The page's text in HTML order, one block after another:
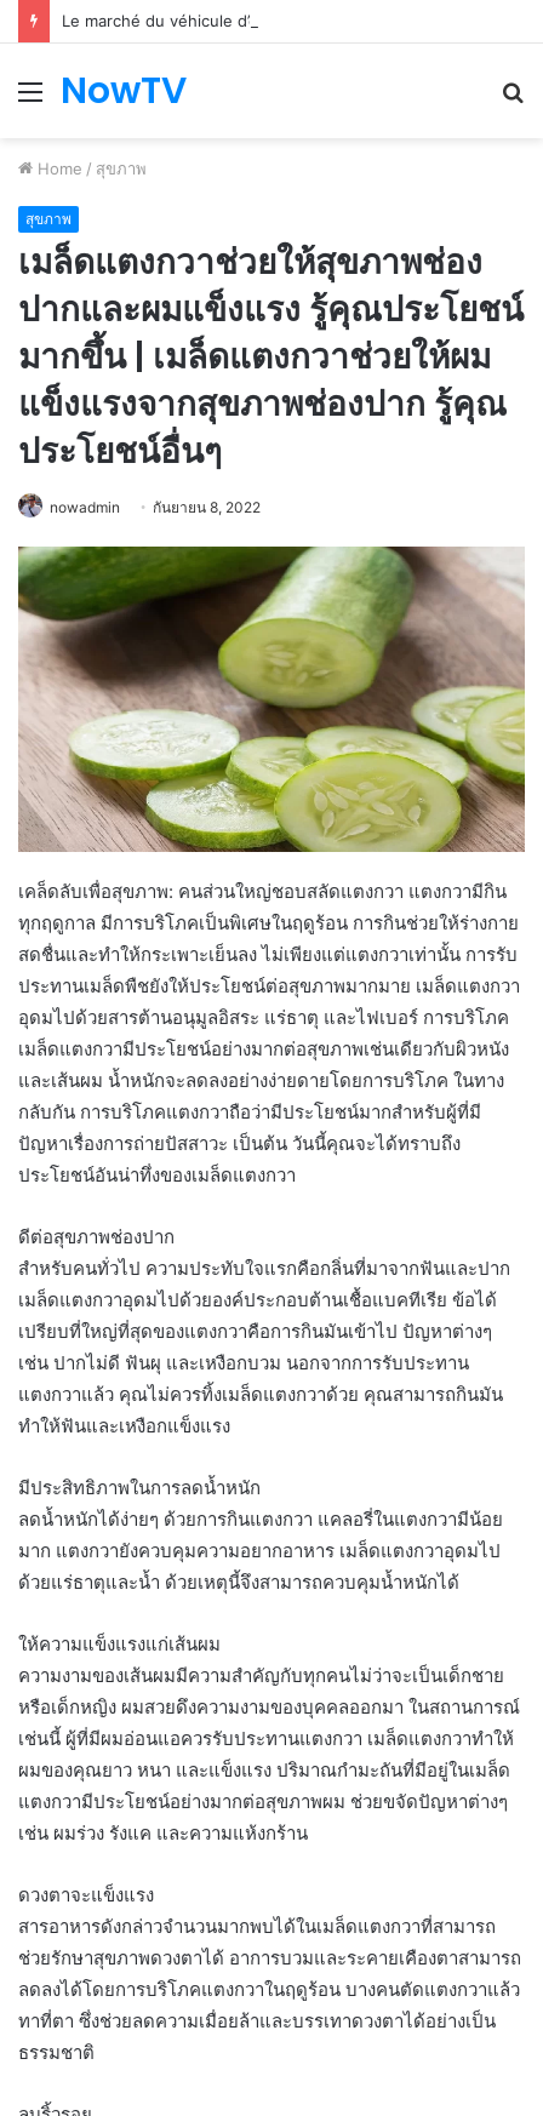
Le marché du véhicule d’occasion en plein essor
Menu
NowTV
Home / สุขภาพ
สุขภาพ
เมล็ดแตงกวาช่วยให้สุขภาพช่อง
ปากและผมแข็งแรง รู้คุณประโยชน์
มากขึ้น | เมล็ดแตงกวาช่วยให้ผม
แข็งแรงจากสุขภาพช่องปาก รู้คุณ
ประโยชน์อื่นๆ
nowadmin กันยายน 8, 2022
เคล็ดลับเพื่อสุขภาพ: คนส่วนใหญ่ชอบสลัดแตงกวา แตงกวามีกิน
ทุกฤดูกาล มีการบริโภคเป็นพิเศษในฤดูร้อน การกินช่วยให้ร่างกาย
สดชื่นและทำให้กระเพาะเย็นลง ไม่เพียงแต่แตงกวาเท่านั้น การรับ
ประทานเมล็ดพืชยังให้ประโยชน์ต่อสุขภาพมากมาย เมล็ดแตงกวา
อุดมไปด้วยสารต้านอนุมูลอิสระ แร่ธาตุ และไฟเบอร์ การบริโภค
เมล็ดแตงกวามีประโยชน์อย่างมากต่อสุขภาพเช่นเดียวกับผิวหนัง
และเส้นผม น้ำหนักจะลดลงอย่างง่ายดายโดยการบริโภค ในทาง
กลับกัน การบริโภคแตงกวาถือว่ามีประโยชน์มากสำหรับผู้ที่มี
ปัญหาเรื่องการถ่ายปัสสาวะ เป็นต้น วันนี้คุณจะได้ทราบถึง
ประโยชน์อันน่าทึ่งของเมล็ดแตงกวา
ดีต่อสุขภาพช่องปาก
สำหรับคนทั่วไป ความประทับใจแรกคือกลิ่นที่มาจากฟันและปาก
เมล็ดแตงกวาอุดมไปด้วยองค์ประกอบต้านเชื้อแบคทีเรีย ข้อได้
เปรียบที่ใหญ่ที่สุดของแตงกวาคือการกินมันเข้าไป ปัญหาต่างๆ
เช่น ปากไม่ดี ฟันผุ และเหงือกบวม นอกจากการรับประทาน
แตงกวาแล้ว คุณไม่ควรทิ้งเมล็ดแตงกวาด้วย คุณสามารถกินมัน
ทำให้ฟันและเหงือกแข็งแรง
มีประสิทธิภาพในการลดน้ำหนัก
ลดน้ำหนักได้ง่ายๆ ด้วยการกินแตงกวา แคลอรี่ในแตงกวามีน้อย
มาก แตงกวายังควบคุมความอยากอาหาร เมล็ดแตงกวาอุดมไป
ด้วยแร่ธาตุและน้ำ ด้วยเหตุนี้จึงสามารถควบคุมน้ำหนักได้
ให้ความแข็งแรงแก่เส้นผม
ความงามของเส้นผมมีความสำคัญกับทุกคนไม่ว่าจะเป็นเด็กชาย
หรือเด็กหญิง ผมสวยดึงความงามของบุคคลออกมา ในสถานการณ์
เช่นนี้ ผู้ที่มีผมอ่อนแอควรรับประทานแตงกวา เมล็ดแตงกวาทำให้
ผมของคุณยาว หนา และแข็งแรง ปริมาณกำมะถันที่มีอยู่ในเมล็ด
แตงกวามีประโยชน์อย่างมากต่อสุขภาพผม ช่วยขจัดปัญหาต่างๆ
เช่น ผมร่วง รังแค และความแห้งกร้าน
ดวงตาจะแข็งแรง
สารอาหารดังกล่าวจำนวนมากพบได้ในเมล็ดแตงกวาที่สามารถ
ช่วยรักษาสุขภาพดวงตาได้ อาการบวมและระคายเคืองตาสามารถ
ลดลงได้โดยการบริโภคแตงกวาในฤดูร้อน บางคนตัดแตงกวาแล้ว
ทาที่ตา ซึ่งช่วยลดความเมื่อยล้าและบรรเทาดวงตาได้อย่างเป็น
ธรรมชาติ